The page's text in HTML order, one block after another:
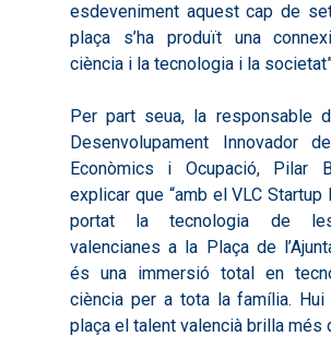
esdeveniment aquest cap de
plaça s’ha produït una
ciència i la tecnologia i la
Per part seua, la responsable
Desenvolupament Innovador
Econòmics i Ocupació, Pilar
explicar que “amb el VLC Startup
portat la tecnologia de
valencianes a la Plaça de
és una immersió total en
ciència per a tota la família. Hui
plaça el talent valencià brilla més